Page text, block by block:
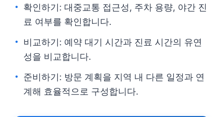
확인하기: 대중교통 접근성, 주차 용량, 야간 진
료 여부를 확인합니다.
비교하기: 예약 대기 시간과 진료 시간의 유연
성을 비교합니다.
준비하기: 방문 계획을 지역 내 다른 일정과 연
계해 효율적으로 구성합니다.